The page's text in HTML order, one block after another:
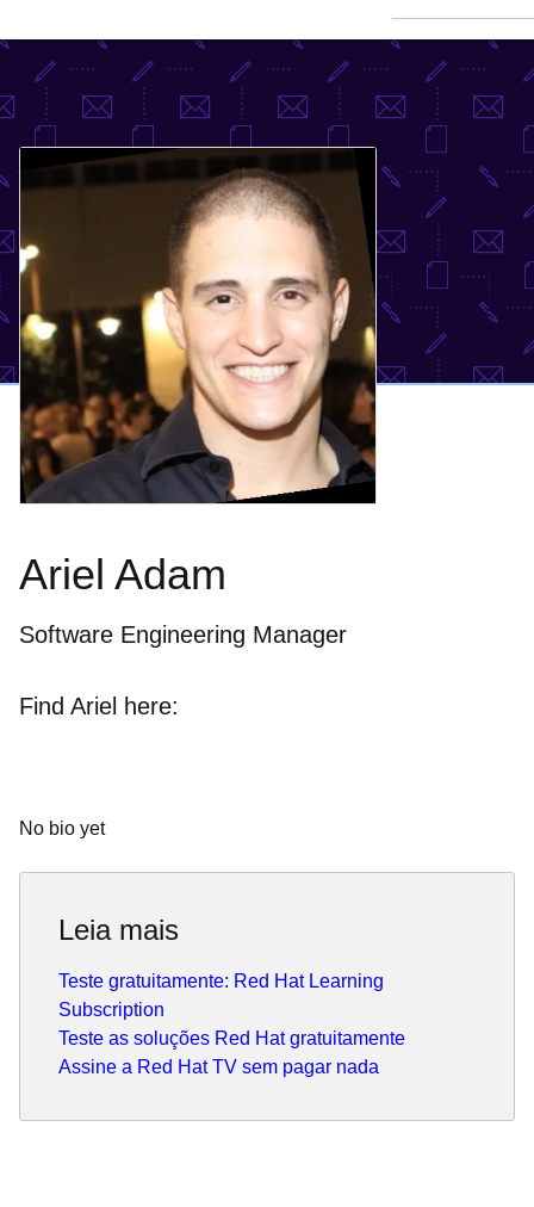
Ariel Adam
Software Engineering Manager
Find Ariel here:
No bio yet
Leia mais
Teste gratuitamente: Red Hat Learning
Subscription
Teste as soluções Red Hat gratuitamente
Assine a Red Hat TV sem pagar nada